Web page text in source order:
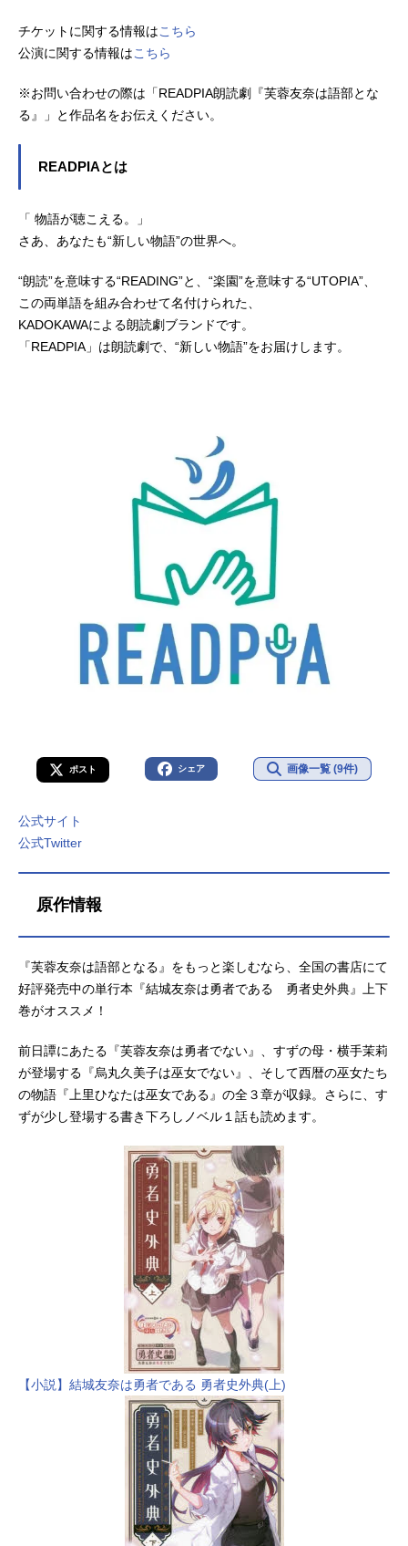
チケットに関する情報はこちら
公演に関する情報はこちら
※お問い合わせの際は「READPIA朗読劇『芙蓉友奈は語部とな
る』」と作品名をお伝えください。
READPIAとは
「 物語が聴こえる。」
さあ、あなたも“新しい物語”の世界へ。
“朗読”を意味する“READING”と、“楽園”を意味する“UTOPIA”、
この両単語を組み合わせて名付けられた、
KADOKAWAによる朗読劇ブランドです。
「READPIA」は朗読劇で、“新しい物語”をお届けします。
ポスト シェア 画像一覧 (9件)
公式サイト
公式Twitter
原作情報
『芙蓉友奈は語部となる』をもっと楽しむなら、全国の書店にて
好評発売中の単行本『結城友奈は勇者である 勇者史外典』上下
巻がオススメ！
前日譚にあたる『芙蓉友奈は勇者でない』、すずの母・横手茉莉
が登場する『烏丸久美子は巫女でない』、そして西暦の巫女たち
の物語『上里ひなたは巫女である』の全３章が収録。さらに、す
ずが少し登場する書き下ろしノベル１話も読めます。
【小説】結城友奈は勇者である 勇者史外典(上)